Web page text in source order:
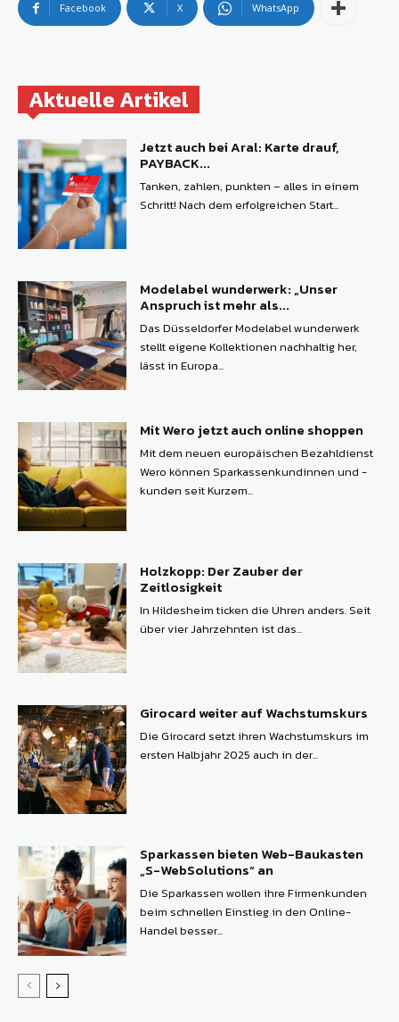
Facebook X WhatsApp
Aktuelle Artikel
Jetzt auch bei Aral: Karte drauf,
PAYBACK...
Tanken, zahlen, punkten – alles in einem
Schritt! Nach dem erfolgreichen Start...
Modelabel wunderwerk: „Unser
Anspruch ist mehr als...
Das Düsseldorfer Modelabel wunderwerk
stellt eigene Kollektionen nachhaltig her,
lässt in Europa...
Mit Wero jetzt auch online shoppen
Mit dem neuen europäischen Bezahldienst
Wero können ­Sparkassenkundinnen und -
kunden seit Kurzem...
Holzkopp: Der Zauber der
Zeitlosigkeit
In Hildesheim ticken die Uhren anders. Seit
über vier Jahrzehnten ist das...
Girocard weiter auf Wachstumskurs
Die Girocard setzt ihren Wachstumskurs im
ersten Halbjahr 2025 auch in der...
Sparkassen bieten Web-Baukasten
„S-WebSolutions“ an
Die Sparkassen wollen ihre Firmenkunden
beim schnellen Einstieg in den Online-
Handel besser...